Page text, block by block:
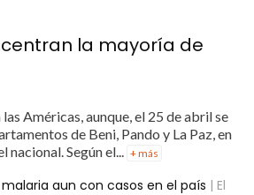
la mayoría de
Américas, aunque, el 25 de abril se
de Beni, Pando y La Paz, en
Según el...
+ más
aun con casos en el país | El